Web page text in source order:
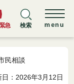
急 検索 menu
民相談
日：2026年3月12日